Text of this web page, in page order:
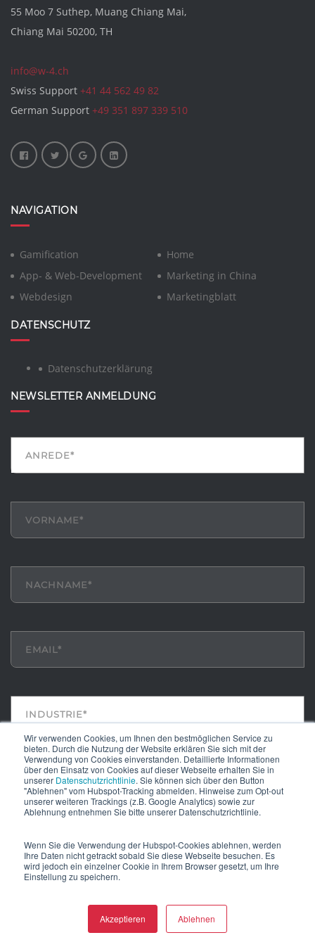
Wir verwenden Cookies, um Ihnen den bestmöglichen Service zu
bieten. Durch die Nutzung der Website erklären Sie sich mit der
Verwendung von Cookies einverstanden. Detaillierte Informationen
über den Einsatz von Cookies auf dieser Webseite erhalten Sie in
unserer Datenschutzrichtlinie. Sie können sich über den Button
"Ablehnen" vom Hubspot-Tracking abmelden. Hinweise zum Opt-out
unserer weiteren Trackings (z.B. Google Analytics) sowie zur
Ablehnung entnehmen Sie bitte unserer Datenschutzrichtlinie.
Wenn Sie die Verwendung der Hubspot-Cookies ablehnen, werden
Ihre Daten nicht getrackt sobald Sie diese Webseite besuchen. Es
wird jedoch ein einzelner Cookie in Ihrem Browser gesetzt, um Ihre
Einstellung zu speichern.
Akzeptieren Ablehnen
55 Moo 7 Suthep, Muang Chiang Mai,
Chiang Mai 50200, TH
info@w-4.ch
Swiss Support +41 44 562 49 82
German Support +49 351 897 339 510
NAVIGATION
Gamification
Home
App- & Web-Development
Marketing in China
Webdesign
Marketingblatt
DATENSCHUTZ
Datenschutzerklärung
NEWSLETTER ANMELDUNG
dürfen für den Versand von personalisierten
Newslettern durch die W4 verarbeitet werden. Mein
Einverständnis kann ich jederzeit im Abmeldelink des
der Datenschutzerklärung.